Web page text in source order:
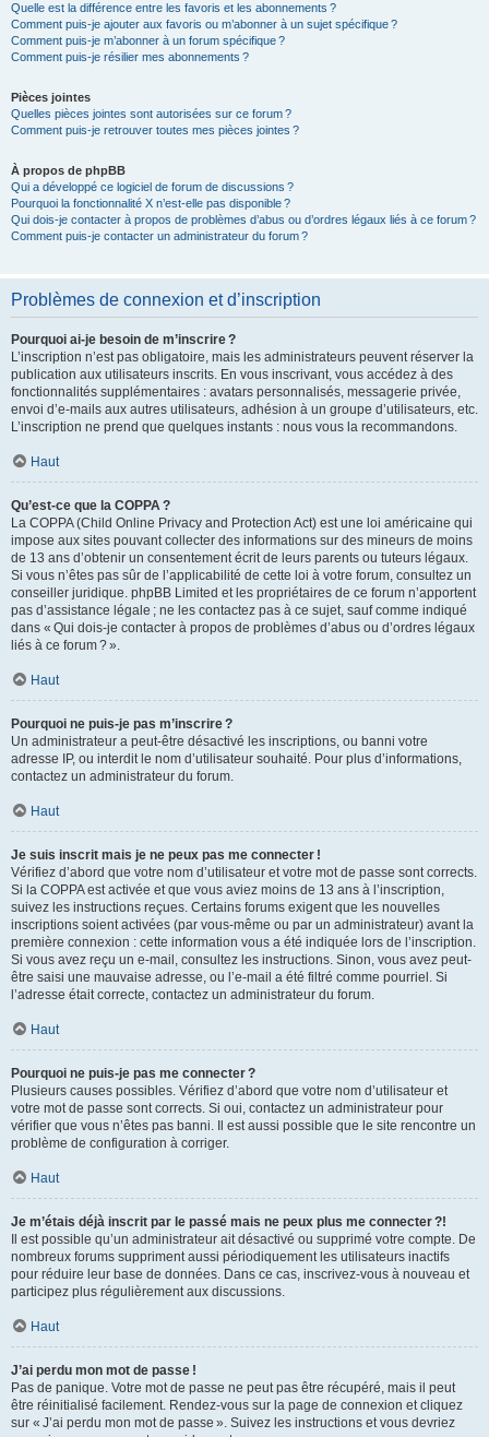
Quelle est la différence entre les favoris et les abonnements ?
Comment puis-je ajouter aux favoris ou m’abonner à un sujet spécifique ?
Comment puis-je m’abonner à un forum spécifique ?
Comment puis-je résilier mes abonnements ?
Pièces jointes
Quelles pièces jointes sont autorisées sur ce forum ?
Comment puis-je retrouver toutes mes pièces jointes ?
À propos de phpBB
Qui a développé ce logiciel de forum de discussions ?
Pourquoi la fonctionnalité X n’est-elle pas disponible ?
Qui dois-je contacter à propos de problèmes d’abus ou d’ordres légaux liés à ce forum ?
Comment puis-je contacter un administrateur du forum ?
Problèmes de connexion et d’inscription
Pourquoi ai-je besoin de m’inscrire ?
L’inscription n’est pas obligatoire, mais les administrateurs peuvent réserver la
publication aux utilisateurs inscrits. En vous inscrivant, vous accédez à des
fonctionnalités supplémentaires : avatars personnalisés, messagerie privée,
envoi d’e-mails aux autres utilisateurs, adhésion à un groupe d’utilisateurs, etc.
L’inscription ne prend que quelques instants : nous vous la recommandons.
Haut
Qu’est-ce que la COPPA ?
La COPPA (Child Online Privacy and Protection Act) est une loi américaine qui
impose aux sites pouvant collecter des informations sur des mineurs de moins
de 13 ans d’obtenir un consentement écrit de leurs parents ou tuteurs légaux.
Si vous n’êtes pas sûr de l’applicabilité de cette loi à votre forum, consultez un
conseiller juridique. phpBB Limited et les propriétaires de ce forum n’apportent
pas d’assistance légale ; ne les contactez pas à ce sujet, sauf comme indiqué
dans « Qui dois-je contacter à propos de problèmes d’abus ou d’ordres légaux
liés à ce forum ? ».
Haut
Pourquoi ne puis-je pas m’inscrire ?
Un administrateur a peut-être désactivé les inscriptions, ou banni votre
adresse IP, ou interdit le nom d’utilisateur souhaité. Pour plus d’informations,
contactez un administrateur du forum.
Haut
Je suis inscrit mais je ne peux pas me connecter !
Vérifiez d’abord que votre nom d’utilisateur et votre mot de passe sont corrects.
Si la COPPA est activée et que vous aviez moins de 13 ans à l’inscription,
suivez les instructions reçues. Certains forums exigent que les nouvelles
inscriptions soient activées (par vous-même ou par un administrateur) avant la
première connexion : cette information vous a été indiquée lors de l’inscription.
Si vous avez reçu un e-mail, consultez les instructions. Sinon, vous avez peut-
être saisi une mauvaise adresse, ou l’e-mail a été filtré comme pourriel. Si
l’adresse était correcte, contactez un administrateur du forum.
Haut
Pourquoi ne puis-je pas me connecter ?
Plusieurs causes possibles. Vérifiez d’abord que votre nom d’utilisateur et
votre mot de passe sont corrects. Si oui, contactez un administrateur pour
vérifier que vous n’êtes pas banni. Il est aussi possible que le site rencontre un
problème de configuration à corriger.
Haut
Je m’étais déjà inscrit par le passé mais ne peux plus me connecter ?!
Il est possible qu’un administrateur ait désactivé ou supprimé votre compte. De
nombreux forums suppriment aussi périodiquement les utilisateurs inactifs
pour réduire leur base de données. Dans ce cas, inscrivez-vous à nouveau et
participez plus régulièrement aux discussions.
Haut
J’ai perdu mon mot de passe !
Pas de panique. Votre mot de passe ne peut pas être récupéré, mais il peut
être réinitialisé facilement. Rendez-vous sur la page de connexion et cliquez
sur « J’ai perdu mon mot de passe ». Suivez les instructions et vous devriez